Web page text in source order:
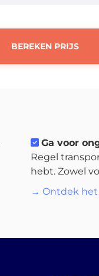
BEREKEN PRIJS
Ga voor
Regel
hebt. Zowel
→ Ontdek het